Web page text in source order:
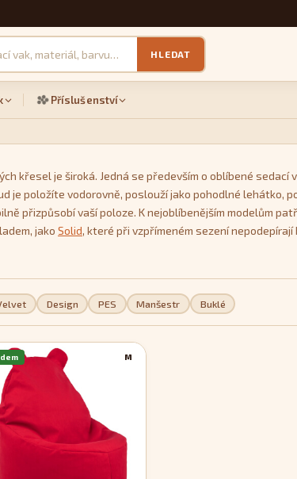
HLEDAT
Příslušenství
křesel je široká. Jedná se především o oblíbené sedací
je položíte vodorovně, poslouží jako pohodlné lehátko,
přizpůsobí vaší poloze. K nejoblíbenějším modelům
jako Solid, které při vzpřímeném sezení
výběr sedacích pytlů, které svým tvarem věrně kopírují
Design PES Manšestr Buklé
M